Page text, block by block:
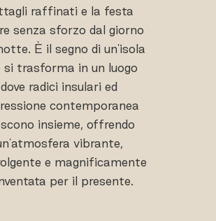
raffinati e la festa
senza sforzo dal giorno
È il segno di un'isola
si trasforma in un luogo
dove radici insulari ed
contemporanea
insieme, offrendo
vibrante,
e magnificamente
per il presente.